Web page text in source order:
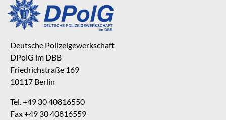
Deutsche Polizeigewerkschaft
DPolG im DBB
Friedrichstraße 169
10117 Berlin
Tel. +49 30 40816550
Fax +49 30 40816559